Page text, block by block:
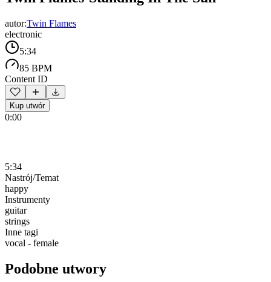
autor:Twin Flames
electronic
5:34
85 BPM
Content ID
Kup utwór
0:00
5:34
Nastrój/Temat
happy
Instrumenty
guitar
strings
Inne tagi
vocal - female
Podobne utwory